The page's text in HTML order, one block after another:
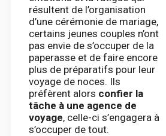
résultent de l’organisation
d’une cérémonie de mariage,
certains jeunes couples n’ont
pas envie de s’occuper de la
paperasse et de faire encore
plus de préparatifs pour leur
voyage de noces. Ils
préfèrent alors confier la
tâche à une agence de
voyage, celle-ci s’engagera à
s’occuper de tout.